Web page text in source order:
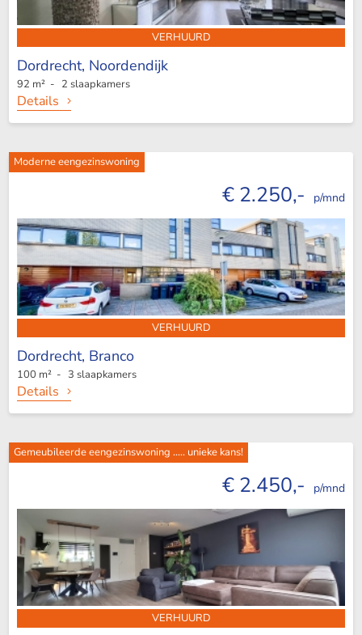
VERHUURD
Dordrecht, Noordendijk
92 m² - 2 slaapkamers
Details
Moderne eengezinswoning
€ 2.250,- p/mnd
VERHUURD
Dordrecht, Branco
100 m² - 3 slaapkamers
Details
Gemeubileerde eengezinswoning ..... unieke kans!
€ 2.450,- p/mnd
VERHUURD